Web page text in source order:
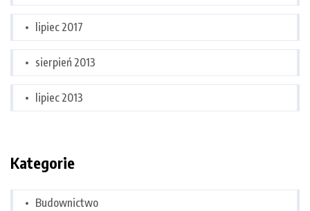
lipiec 2017
sierpień 2013
lipiec 2013
Kategorie
Budownictwo